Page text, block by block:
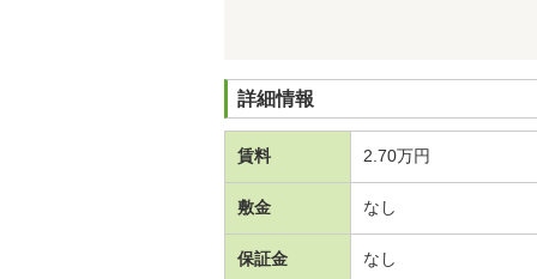
詳細情報
賃料 2.70万円
敷金 なし
保証金 なし